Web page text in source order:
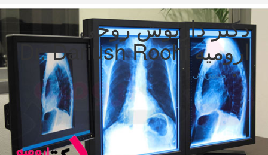
دکتر داریوش روحی
ارومیه Dr. Dariush Roohi
مسیریابی